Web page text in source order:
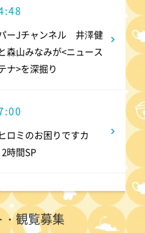
ーJチャンネル 井澤健
森山みなみが<ニュース
ナ>を深掘り
ロミのお困りですカ
時間SP
～GATE24～ #3
観覧募集